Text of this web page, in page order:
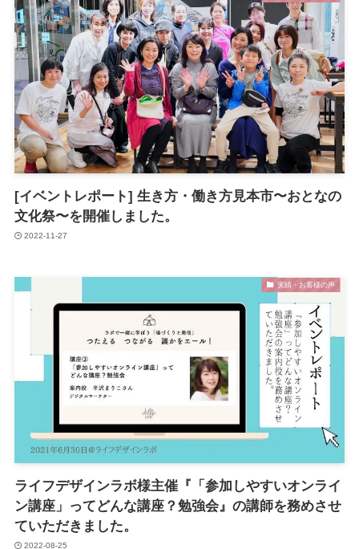
[イベントレポート] 生き方・働き方見本市〜おとなの
文化祭〜を開催しました。
2022-11-27
実績・お客様の声
ライフデザインラボ様主催『「参加しやすいオンライ
ン講座」ってどんな講座？勉強会』の講師を務めさせ
ていただきました。
2022-08-25